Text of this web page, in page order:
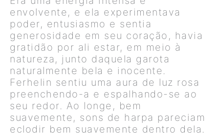
envolvente, e ela experimentava
poder, entusiasmo e sentia
generosidade em seu coração, havia
gratidão por ali estar, em meio à
natureza, junto daquela garota
naturalmente bela e inocente.
Ferhelin sentiu uma aura de luz rosa
preenchendo-a e espalhando-se ao
seu redor. Ao longe, bem
suavemente, sons de harpa pareciam
eclodir bem suavemente dentro dela.